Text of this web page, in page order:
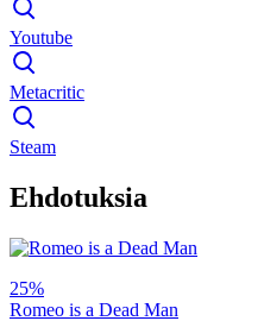
Youtube
Metacritic
Steam
Ehdotuksia
25%
Romeo is a Dead Man